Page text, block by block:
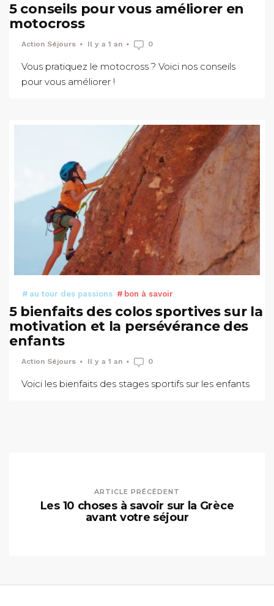
5 conseils pour vous améliorer en
motocross
Action Séjours Il y a 1 an 0
Vous pratiquez le motocross ? Voici nos conseils
pour vous améliorer !
au tour des passions bon à savoir
5 bienfaits des colos sportives sur la
motivation et la persévérance des
enfants
Action Séjours Il y a 1 an 0
Voici les bienfaits des stages sportifs sur les enfants
ARTICLE PRÉCÉDENT
Les 10 choses à savoir sur la Grèce
avant votre séjour